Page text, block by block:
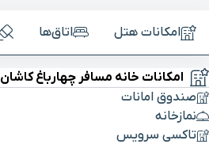
امکانات هتل اتاق‌ها
امکانات خانه مسافر چهارباغ کاشان
صندوق امانات
نمازخانه
تاکسی سرویس